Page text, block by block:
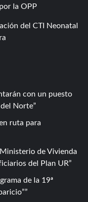
la OPP
del CTI Neonatal
con un puesto
Norte
ruta para
Ministerio de Vivienda
del Plan UR
de la 19ª